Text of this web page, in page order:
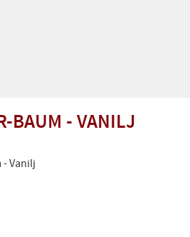
BAUM - VANILJ
Vanilj